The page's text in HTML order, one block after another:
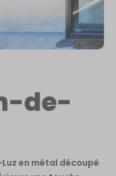
de-
en métal découpé